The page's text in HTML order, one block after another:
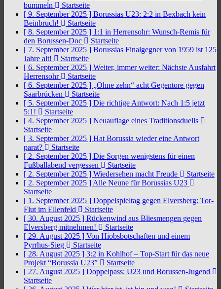
bummeln
Startseite
[ 9. September 2025 ] Borussias U23: 2:2 in Bexbach kein
Beinbruch!
Startseite
[ 8. September 2025 ] 1:1 in Herrensohr: Wunsch-Remis für
den Borussen-Doc
Startseite
[ 7. September 2025 ] Borussias Finalgegner von 1959 ist 125
Jahre alt!
Startseite
[ 6. September 2025 ] Weiter, immer weiter: Nächste Ausfahrt
Herrensohr
Startseite
[ 6. September 2025 ] „Ohne zehn“ acht Gegentore gegen
Saarbrücken
Startseite
[ 5. September 2025 ] Die richtige Antwort: Nach 1:5 jetzt
5:1!
Startseite
[ 4. September 2025 ] Neuauflage eines Traditionsduells
Startseite
[ 3. September 2025 ] Hat Borussia wieder eine Antwort
parat?
Startseite
[ 2. September 2025 ] Die Sorgen wenigstens für einen
Fußballabend vergessen
Startseite
[ 2. September 2025 ] Wiedersehen macht Freude
Startseite
[ 2. September 2025 ] Alle Neune für Borussias U23
Startseite
[ 1. September 2025 ] Doppelspieltag gegen Elversberg: Tor-
Flut im Ellenfeld
Startseite
[ 30. August 2025 ] Rückenwind aus Bliesmengen gegen
Elversberg mitnehmen!
Startseite
[ 29. August 2025 ] Von Hiobsbotschaften und einem
Pyrrhus-Sieg
Startseite
[ 28. August 2025 ] 3:2 in Kohlhof – Top-Start für das neue
Projekt “Borussia U23”
Startseite
[ 27. August 2025 ] Doppelpass: U23 und Borussen-Jugend
Startseite